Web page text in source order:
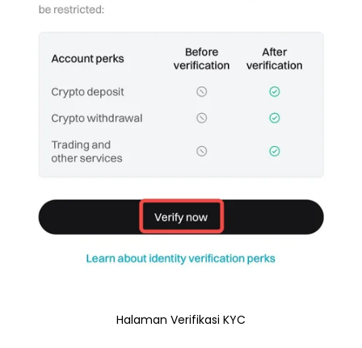
Halaman Verifikasi KYC